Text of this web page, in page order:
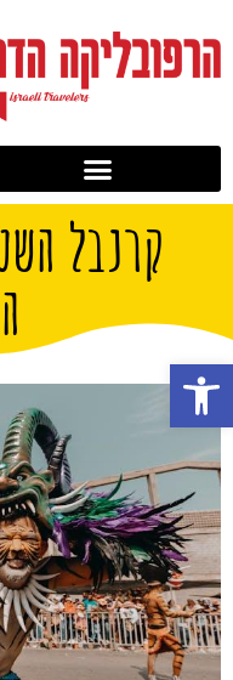
קרנבל
פתח סרגל נגישות